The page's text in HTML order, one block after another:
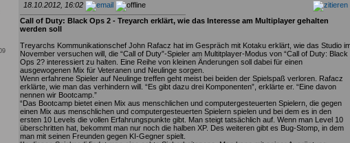
18.10.2012, 16:02
Call of Duty: Black Ops 2 - Treyarch erklärt, wie das Interesse am Multiplayer gehalten
werden soll
Treyarchs Kommunikationschef John Rafacz hat im Gespräch mit Kotaku erklärt, wie das Studio
November versuchen will, die “Call of Duty”-Spieler am Multitplayer-Modus von “Call of Duty: Black
Ops 2? interessiert zu halten. Eine Reihe von kleinen Änderungen soll dabei für einen
ausgewogenen Mix für Veteranen und Neulinge sorgen.
Wenn erfahrene Spieler auf Neulinge treffen geht meist bei beiden der Spielspaß verloren. Rafacz
erklärte, wie man das verhindern will. “Es gibt dazu drei Komponenten”, erklärte er. “Eine davon
nennen wir Bootcamp.”
“Das Bootcamp bietet einen Mix aus menschlichen und computergesteuerten Spielern, die gegen
einen Mix aus menschlichen und computergesteuerten Spielern spielen und bei dem es in den
ersten 10 Levels die vollen Erfahrungspunkte gibt. Man steigt tatsächlich auf. Wenn man Level 10
überschritten hat, bekommt man nur noch die halben XP. Des weiteren gibt es Bug-Stomp, in dem
man mit seinen Freunden gegen KI-Gegner spielt.